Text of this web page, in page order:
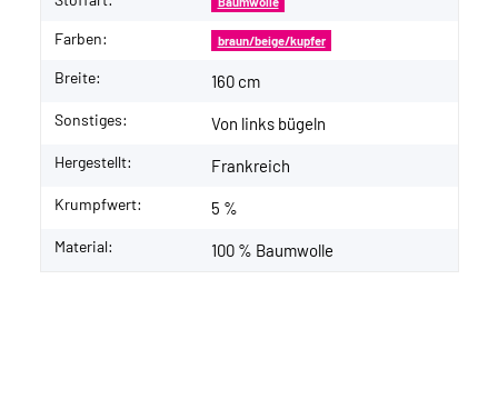
Farben: braun/beige/kupfer
Breite: 160 cm
Sonstiges: Von links bügeln
Hergestellt: Frankreich
Krumpfwert: 5 %
Material: 100 % Baumwolle